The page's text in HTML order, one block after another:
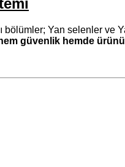
bölümler; Yan selenler ve
hem güvenlik hemde